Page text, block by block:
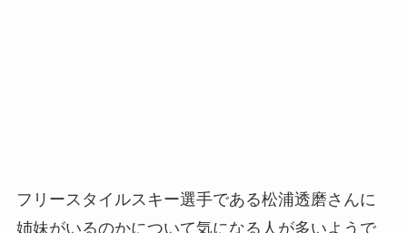
フリースタイルスキー選手である松浦透磨さんに
姉妹がいるのかについて気になる人が多いようで